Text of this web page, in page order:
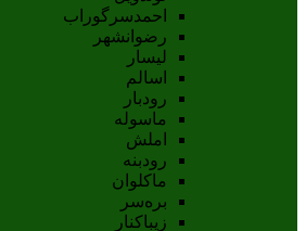
احمدسرگوراب
رضوانشهر
لیسار
اسالم
رودبار
ماسوله
املش
رودبنه
ماکلوان
بره‌سر
زیباکنار